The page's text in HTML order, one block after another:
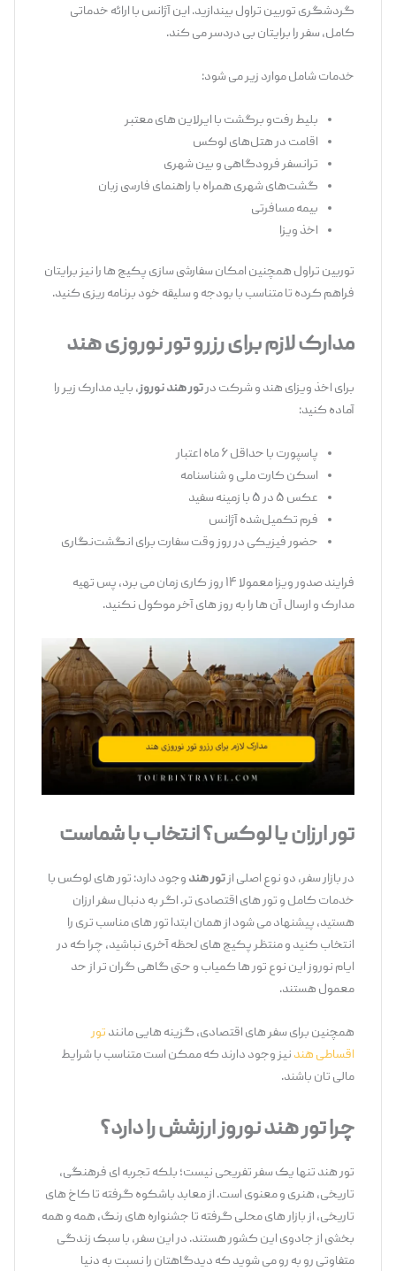
گردشگری توربین تراول بیندازید. این آژانس با ارائه خدماتی
کامل، سفر را برایتان بی‌ دردسر می ‌کند.
خدمات شامل موارد زیر می ‌شود:
بلیط رفت‌و برگشت با ایرلاین ‌های معتبر
اقامت در هتل‌های لوکس
ترانسفر فرودگاهی و بین شهری
گشت‌های شهری همراه با راهنمای فارسی ‌زبان
بیمه مسافرتی
اخذ ویزا
توربین تراول همچنین امکان سفارشی ‌سازی پکیج ‌ها را نیز برایتان
فراهم کرده تا متناسب با بودجه و سلیقه خود برنامه ‌ریزی کنید.
مدارک لازم برای رزرو تور نوروزی هند
برای اخذ ویزای هند و شرکت درتور هند نوروز، باید مدارک زیر را
آماده کنید:
پاسپورت با حداقل ۶ ماه اعتبار
اسکن کارت ملی و شناسنامه
عکس ۵ در ۵ با زمینه سفید
فرم تکمیل‌شده آژانس
حضور فیزیکی در روز وقت سفارت برای انگشت‌نگاری
فرایند صدور ویزا معمولا ۱۴ روز کاری زمان می ‌برد، پس تهیه
مدارک و ارسال آن‌ ها را به روز های آخر موکول نکنید.
تور ارزان یا لوکس؟ انتخاب با شماست
در بازار سفر، دو نوع اصلی ازتور هندوجود دارد: تور های لوکس با
خدمات کامل و تور های اقتصادی ‌تر. اگر به دنبال سفر ارزان
هستید، پیشنهاد می ‌شود از همان ابتدا تور های مناسب ‌تری را
انتخاب کنید و منتظر پکیج‌ های لحظه آخری نباشید، چرا که در
ایام نوروز این نوع تور ها کمیاب و حتی گاهی گران ‌تر از حد
معمول هستند.
همچنین برای سفر های اقتصادی، گزینه ‌هایی مانندتور
اقساطی هندنیز وجود دارند که ممکن است متناسب با شرایط
مالی تان باشند.
چرا تور هند نوروز ارزشش را دارد؟
تور هند تنها یک سفر تفریحی نیست؛ بلکه تجربه ‌ای فرهنگی،
تاریخی، هنری و معنوی است. از معابد باشکوه گرفته تا کاخ‌ های
تاریخی، از بازار های محلی گرفته تا جشنواره‌ های رنگ، همه و همه
بخشی از جادوی این کشور هستند. در این سفر، با سبک زندگی
متفاوتی رو به ‌رو می ‌شوید که دیدگاهتان را نسبت به دنیا